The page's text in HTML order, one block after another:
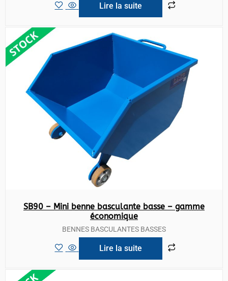
Lire la suite
SB90 – Mini benne basculante basse – gamme
économique
BENNES BASCULANTES BASSES
Lire la suite